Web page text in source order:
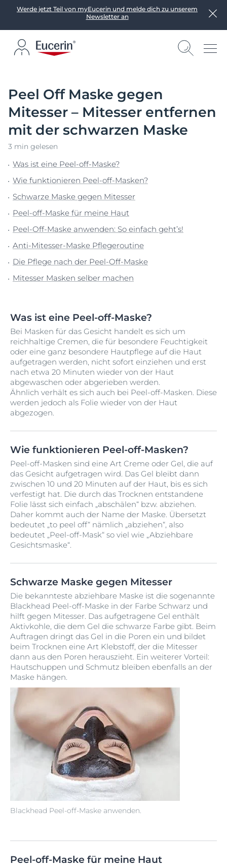
Werde jetzt Teil von myEucerin und melde dich zu unserem
Newsletter an
Peel Off Maske gegen
Mitesser – Mitesser entfernen
mit der schwarzen Maske
3 min gelesen
Was ist eine Peel-off-Maske?
Wie funktionieren Peel-off-Masken?
Schwarze Maske gegen Mitesser
Peel-off-Maske für meine Haut
Peel-Off-Maske anwenden: So einfach geht’s!
Anti-Mitesser-Maske Pflegeroutine
Die Pflege nach der Peel-Off-Maske
Mitesser Masken selber machen
Was ist eine Peel-off-Maske?
Bei Masken für das Gesicht handelt es sich um
reichhaltige Cremen, die für besondere Feuchtigkeit
oder eine ganz besondere Hautpflege auf die Haut
aufgetragen werden, nicht sofort einziehen und erst
nach etwa 20 Minuten wieder von der Haut
abgewaschen oder abgerieben werden.
Ähnlich verhält es sich auch bei Peel-off-Masken. Diese
werden jedoch als Folie wieder von der Haut
abgezogen.
Wie funktionieren Peel-off-Masken?
Peel-off-Masken sind eine Art Creme oder Gel, die auf
das Gesicht aufgetragen wird. Das Gel bleibt dann
zwischen 10 und 20 Minuten auf der Haut, bis es sich
verfestigt hat. Die durch das Trocknen entstandene
Folie lässt sich einfach „abschälen“ bzw. abziehen.
Daher kommt auch der Name der Maske. Übersetzt
bedeutet „to peel off“ nämlich „abziehen“, also
bedeutet „Peel-off-Mask“ so viel wie „Abziehbare
Gesichtsmaske“.
Schwarze Maske gegen Mitesser
Blackhead Peel-off-Maske anwenden.
Die bekannteste abziehbare Maske ist die sogenannte
Blackhead Peel-off-Maske in der Farbe Schwarz und
hilft gegen Mitesser. Das aufgetragene Gel enthält
Aktivkohle, die dem Gel die schwarze Farbe gibt. Beim
Auftragen dringt das Gel in die Poren ein und bildet
beim Trocknen eine Art Klebstoff, der die Mitesser
dann aus den Poren herauszieht. Ein weiterer Vorteil:
Hautschuppen und Schmutz bleiben ebenfalls an der
Maske hängen.
Peel-off-Maske für meine Haut